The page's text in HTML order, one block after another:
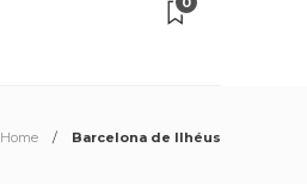
Home Barcelona de Ilhéus